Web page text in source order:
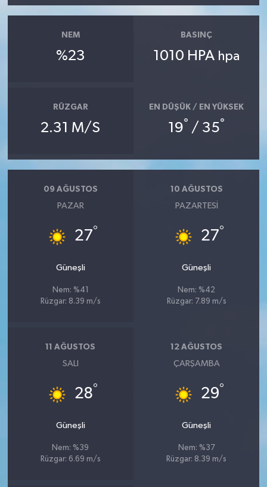
NEM
%23
BASINÇ
1010 HPA hpa
RÜZGAR
2.31 M/S
EN DÜŞÜK / EN YÜKSEK
19° / 35°
09 AĞUSTOS
PAZAR
27°
Güneşli
Nem: %41
Rüzgar: 8.39 m/s
10 AĞUSTOS
PAZARTESI
27°
Güneşli
Nem: %42
Rüzgar: 7.89 m/s
11 AĞUSTOS
SALI
28°
Güneşli
Nem: %39
Rüzgar: 6.69 m/s
12 AĞUSTOS
ÇARŞAMBA
29°
Güneşli
Nem: %37
Rüzgar: 8.39 m/s